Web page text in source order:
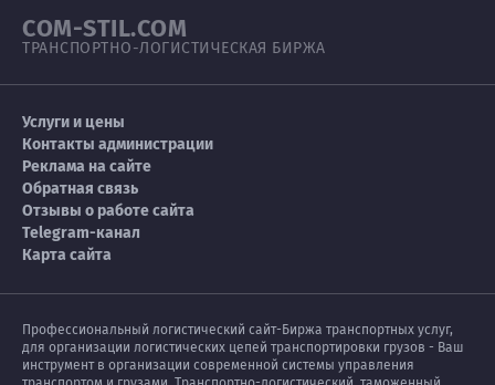
COM-STIL.COM
ТРАНСПОРТНО-ЛОГИСТИЧЕСКАЯ БИРЖА
Услуги и цены
Контакты администрации
Реклама на сайте
Обратная связь
Отзывы о работе сайта
Telegram-канал
Карта сайта
Профессиональный логистический сайт-Биржа транспортных услуг,
для организации логистических цепей транспортировки грузов - Ваш
инструмент в организации современной системы управления